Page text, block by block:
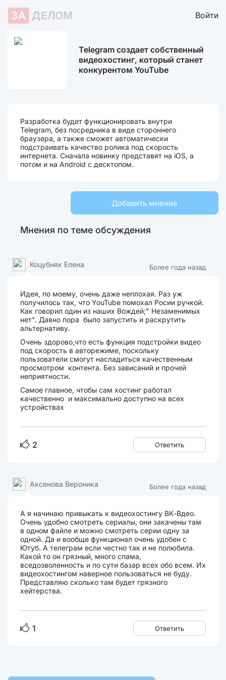
ЗА ДЕЛОМ Войти
Telegram создает собственный
видеохостинг, который станет
конкурентом YouTube
Разработка будет функционировать внутри
Telegram, без посредника в виде стороннего
браузера, а также сможет автоматически
подстраивать качество ролика под скорость
интернета. Сначала новинку представят на iOS, а
потом и на Android с десктопом.
Добавить мнение
Мнения по теме обсуждения
Более года назад
Коцубняк Елена
Идея, по моему, очень даже неплохая. Раз уж
получилось так, что YouTube помохал Росии ручкой.
Как говорил один из наших Вождей;" Незаменимых
нет". Давно пора было запустить и раскрутить
альтернативу.
Очень здорово,что есть функция подстройки видео
под скорость в авторежиме, поскольку
пользователи смогут насладиться качественным
просмотром контента. Без зависаний и прочей
неприятности.
Самое главное, чтобы сам хостинг работал
качественно и максимально доступно на всех
устройствах
2 Ответить
Более года назад
Аксенова Вероника
А я начинаю привыкать к видеохостингу ВК-Вдео.
Очень удобно смотреть сериалы, они закачены там
в одном файле и можно смотреть серии одну за
одной. Да и вообще функционал очень удобен с
Ютуб. А телеграм если честно так и не полюбила.
Какой то он грязный, много спама,
вседозволенность и по сути базар всех обо всем. Их
видеохостингом наверное пользоваться не буду.
Представляю сколько там будет грязного
хейтерства.
1 Ответить